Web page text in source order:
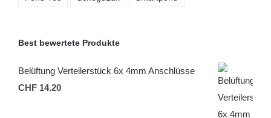
Best bewertete Produkte
Belüftung Verteilerstück 6x 4mm Anschlüsse
CHF 14.20